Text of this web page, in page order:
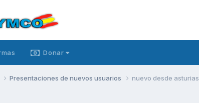
Donar
Presentaciones de nuevos usuarios nuevo desde asturias